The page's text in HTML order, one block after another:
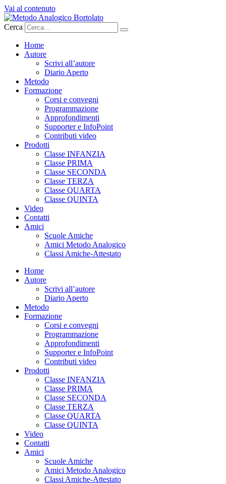
Vai al contenuto
Cerca
Home
Autore
Scrivi all’autore
Diario Aperto
Metodo
Formazione
Corsi e convegni
Programmazione
Approfondimenti
Supporter e InfoPoint
Contributi video
Prodotti
Classe INFANZIA
Classe PRIMA
Classe SECONDA
Classe TERZA
Classe QUARTA
Classe QUINTA
Video
Contatti
Amici
Scuole Amiche
Amici Metodo Analogico
Classi Amiche-Attestato
Home
Autore
Scrivi all’autore
Diario Aperto
Metodo
Formazione
Corsi e convegni
Programmazione
Approfondimenti
Supporter e InfoPoint
Contributi video
Prodotti
Classe INFANZIA
Classe PRIMA
Classe SECONDA
Classe TERZA
Classe QUARTA
Classe QUINTA
Video
Contatti
Amici
Scuole Amiche
Amici Metodo Analogico
Classi Amiche-Attestato